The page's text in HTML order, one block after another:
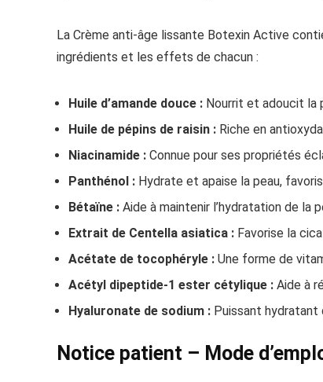
La Crème anti-âge lissante Botexin Active
ingrédients et les effets de chacun :
Huile d’amande douce : Nourrit et adoucit la
Huile de pépins de raisin : Riche en
Niacinamide : Connue pour ses propriétés
Panthénol : Hydrate et apaise la peau,
Bétaïne : Aide à maintenir l’hydratation de la
Extrait de Centella asiatica : Favorise la
Acétate de tocophéryle : Une forme de
Acétyl dipeptide-1 ester cétylique : Aide à
Hyaluronate de sodium : Puissant hydratant
Notice patient – Mode